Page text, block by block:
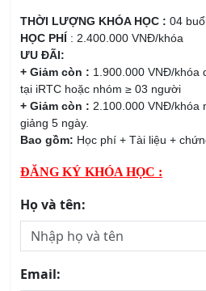
THỜI LƯỢNG KHÓA HỌC : 04
HỌC PHÍ : 2.400.000 VNĐ/khóa
ƯU ĐÃI:
+ Giảm còn : 1.900.000 VNĐ/khóa
tại iRTC hoặc nhóm ≥ 03 người
+ Giảm còn : 2.100.000 VNĐ/khóa
giảng 5 ngày.
Bao gồm: Học phí + Tài liệu +
ĐĂNG KÝ KHÓA HỌC :
Họ và tên:
Email: